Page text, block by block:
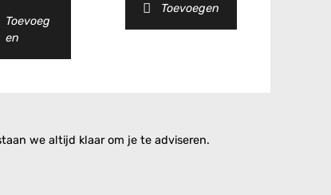
Toevoeg
en
Toevoegen
we altijd klaar om je te adviseren.